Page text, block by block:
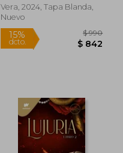
Vera, 2024, Tapa Blanda,
Nuevo